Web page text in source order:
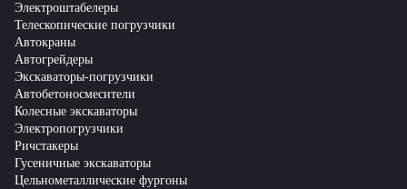
Электроштабелеры
Телескопические погрузчики
Автокраны
Автогрейдеры
Экскаваторы-погрузчики
Автобетоносмесители
Колесные экскаваторы
Электропогрузчики
Ричстакеры
Гусеничные экскаваторы
Цельнометаллические фургоны